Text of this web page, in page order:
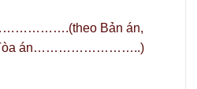
Bản án,
Tòa án……………………..)